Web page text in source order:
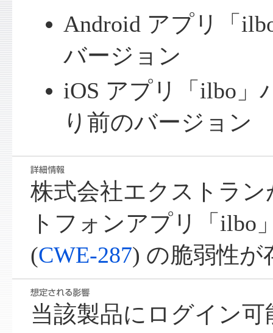
Android アプリ「
バージョン
iOS アプリ「ilbo」
り前のバージョン
株式会社エクストラ
トフォンアプリ「ilbo
(CWE-287) の脆弱性が
当該製品にログイン